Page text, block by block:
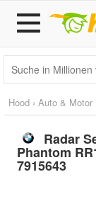
Hood › Auto & Motor
Radar
Phantom
7915643